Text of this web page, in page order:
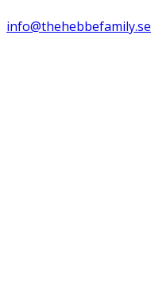
info@thehebbefamily.se